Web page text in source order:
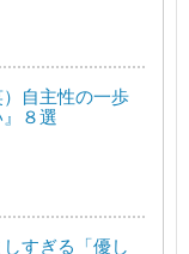
自主性の一歩
８選
すぎる「優し